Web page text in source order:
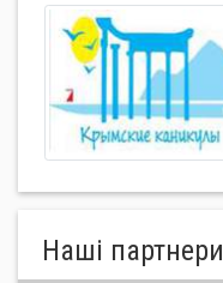
Нашi партнери